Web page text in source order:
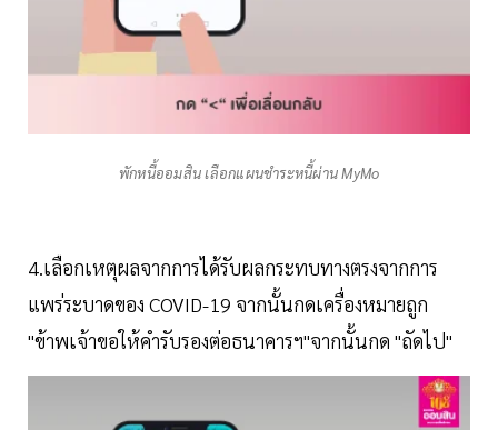
พักหนี้ออมสิน เลือกแผนชำระหนี้ผ่าน MyMo
4.เลือกเหตุผลจากการได้รับผลกระทบทางตรงจากการ
แพร่ระบาดของ COVID-19 จากนั้นกดเครื่องหมายถูก
"ข้าพเจ้าขอให้คำรับรองต่อธนาคารฯ"จากนั้นกด "ถัดไป"